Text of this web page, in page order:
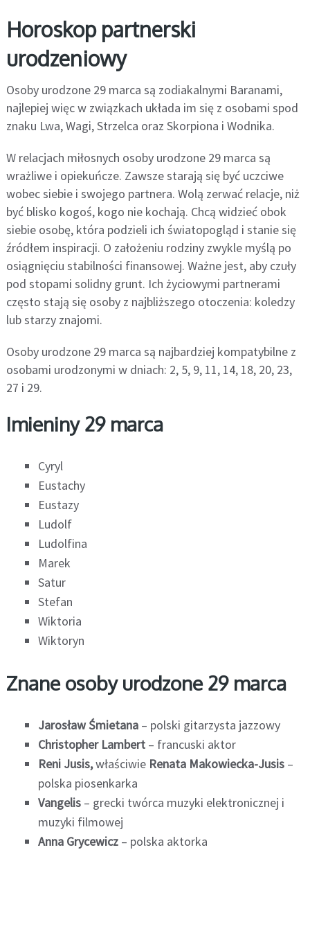
Horoskop partnerski
urodzeniowy
Osoby urodzone 29 marca są zodiakalnymi Baranami,
najlepiej więc w związkach układa im się z osobami spod
znaku Lwa, Wagi, Strzelca oraz Skorpiona i Wodnika.
W relacjach miłosnych osoby urodzone 29 marca są
wrażliwe i opiekuńcze. Zawsze starają się być uczciwe
wobec siebie i swojego partnera. Wolą zerwać relacje, niż
być blisko kogoś, kogo nie kochają. Chcą widzieć obok
siebie osobę, która podzieli ich światopogląd i stanie się
źródłem inspiracji. O założeniu rodziny zwykle myślą po
osiągnięciu stabilności finansowej. Ważne jest, aby czuły
pod stopami solidny grunt. Ich życiowymi partnerami
często stają się osoby z najbliższego otoczenia: koledzy
lub starzy znajomi.
Osoby urodzone 29 marca są najbardziej kompatybilne z
osobami urodzonymi w dniach: 2, 5, 9, 11, 14, 18, 20, 23,
27 i 29.
Imieniny 29 marca
Cyryl
Eustachy
Eustazy
Ludolf
Ludolfina
Marek
Satur
Stefan
Wiktoria
Wiktoryn
Znane osoby urodzone 29 marca
Jarosław Śmietana– polski gitarzysta jazzowy
Christopher Lambert– francuski aktor
Reni Jusis,właściwie Renata Makowiecka-Jusis–
polska piosenkarka
Vangelis– grecki twórca muzyki elektronicznej i
muzyki filmowej
Anna Grycewicz– polska aktorka